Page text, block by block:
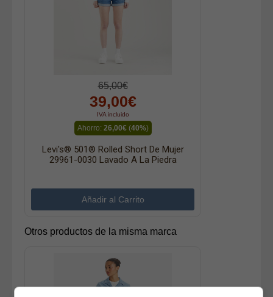
65,00€
39,00€
IVA incluido
Ahorro: 26,00€(40%)
Levi's® 501® Rolled Short De Mujer
29961-0030 Lavado A La Piedra
Otros productos de la misma marca